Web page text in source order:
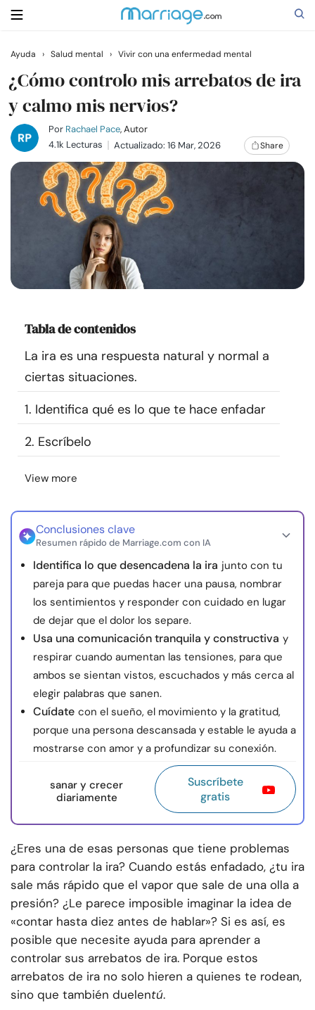
Buscar
Casarse
Relaciones
Familia
Cursos
Recursos
Comunidad
Encuentra un terapeuta
Idioma
nosotros
© Copyright 2026. Todos los derechos reservados.
Ayuda › Salud mental › Vivir con una enfermedad mental
¿Cómo controlo mis arrebatos de ira
y calmo mis nervios?
Por Rachael Pace, Autor
4.1k Lecturas
Actualizado: 16 Mar, 2026 Share
Tabla de contenidos
La ira es una respuesta natural y normal a
ciertas situaciones.
1. Identifica qué es lo que te hace enfadar
2. Escríbelo
View more
Conclusiones clave
Resumen rápido de Marriage.com con IA
Identifica lo que desencadena la ira junto con tu
pareja para que puedas hacer una pausa, nombrar
los sentimientos y responder con cuidado en lugar
de dejar que el dolor los separe.
Usa una comunicación tranquila y constructiva y
respirar cuando aumentan las tensiones, para que
ambos se sientan vistos, escuchados y más cerca al
elegir palabras que sanen.
Cuídate con el sueño, el movimiento y la gratitud,
porque una persona descansada y estable le ayuda a
mostrarse con amor y a profundizar su conexión.
sanar y crecer
diariamente
Suscríbete
gratis
¿Eres una de esas personas que tiene problemas
para controlar la ira? Cuando estás enfadado, ¿tu ira
sale más rápido que el vapor que sale de una olla a
presión? ¿Le parece imposible imaginar la idea de
«contar hasta diez antes de hablar»? Si es así, es
posible que necesite ayuda para aprender a
controlar sus arrebatos de ira. Porque estos
arrebatos de ira no solo hieren a quienes te rodean,
sino que también duelentú.